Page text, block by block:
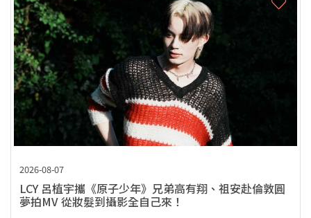
2026-08-07
LCY 呂植宇攜《原子少年》兄弟高有翔、祖安赴倫敦圓
夢拍MV 從妝髮到攝影全自己來！